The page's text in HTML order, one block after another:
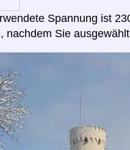
Spannung ist
nachdem Sie